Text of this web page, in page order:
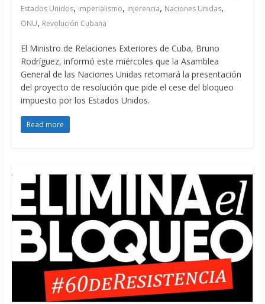
Estados Unidos, imperialismo, injerencia, Naciones Unidas,
ONU, Revolución Cubana
El Ministro de Relaciones Exteriores de Cuba, Bruno
Rodríguez, informó este miércoles que la Asamblea
General de las Naciones Unidas retomará la presentación
del proyecto de resolución que pide el cese del bloqueo
impuesto por los Estados Unidos.
Read more